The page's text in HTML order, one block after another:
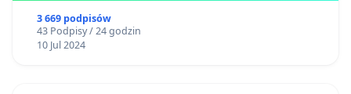
3 669 podpisów
43 Podpisy / 24 godzin
10 Jul 2024